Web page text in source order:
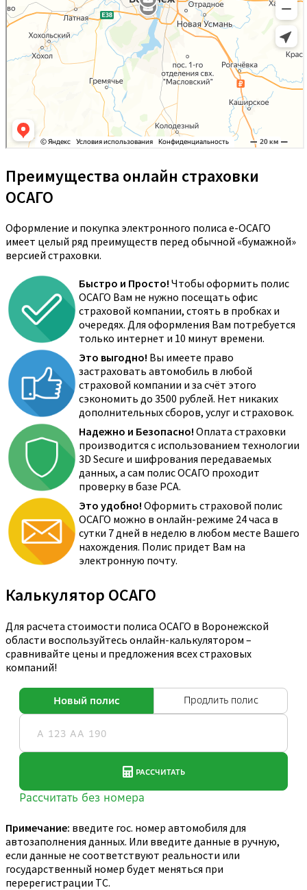
Преимущества онлайн страховки
ОСАГО
Оформление и покупка электронного полиса е-ОСАГО
имеет целый ряд преимуществ перед обычной «бумажной»
версией страховки.
Быстро и Просто! Чтобы оформить полис
ОСАГО Вам не нужно посещать офис
страховой компании, стоять в пробках и
очередях. Для оформления Вам потребуется
только интернет и 10 минут времени.
Это выгодно! Вы имеете право
застраховать автомобиль в любой
страховой компании и за счёт этого
сэкономить до 3500 рублей. Нет никаких
дополнительных сборов, услуг и страховок.
Надежно и Безопасно! Оплата страховки
производится с использованием технологии
3D Secure и шифрования передаваемых
данных, а сам полис ОСАГО проходит
проверку в базе РСА.
Это удобно! Оформить страховой полис
ОСАГО можно в онлайн-режиме 24 часа в
сутки 7 дней в неделю в любом месте Вашего
нахождения. Полис придет Вам на
электронную почту.
Калькулятор ОСАГО
Для расчета стоимости полиса ОСАГО в Воронежской
области воспользуйтесь онлайн-калькулятором –
сравнивайте цены и предложения всех страховых
компаний!
Примечание: введите гос. номер автомобиля для
автозаполнения данных. Или введите данные в ручную,
если данные не соответствуют реальности или
государственный номер будет меняться при
перерегистрации ТС.